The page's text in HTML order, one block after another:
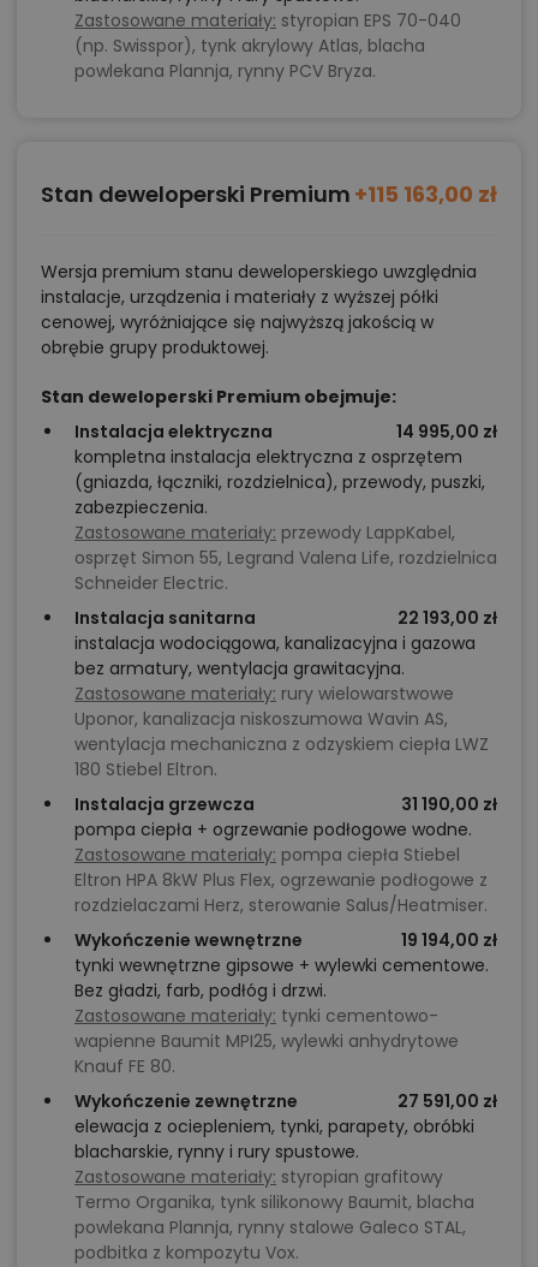
Zastosowane materiały: styropian EPS 70-040
(np. Swisspor), tynk akrylowy Atlas, blacha
powlekana Plannja, rynny PCV Bryza.
Stan deweloperski Premium +115 163,00 zł
Wersja premium stanu deweloperskiego uwzględnia
instalacje, urządzenia i materiały z wyższej półki
cenowej, wyróżniające się najwyższą jakością w
obrębie grupy produktowej.
Stan deweloperski Premium obejmuje:
Instalacja elektryczna
14 995,00 zł
kompletna instalacja elektryczna z osprzętem
(gniazda, łączniki, rozdzielnica), przewody, puszki,
zabezpieczenia.
Zastosowane materiały: przewody LappKabel,
osprzęt Simon 55, Legrand Valena Life, rozdzielnica
Schneider Electric.
Instalacja sanitarna
22 193,00 zł
instalacja wodociągowa, kanalizacyjna i gazowa
bez armatury, wentylacja grawitacyjna.
Zastosowane materiały: rury wielowarstwowe
Uponor, kanalizacja niskoszumowa Wavin AS,
wentylacja mechaniczna z odzyskiem ciepła LWZ
180 Stiebel Eltron.
Instalacja grzewcza
31 190,00 zł
pompa ciepła + ogrzewanie podłogowe wodne.
Zastosowane materiały: pompa ciepła Stiebel
Eltron HPA 8kW Plus Flex, ogrzewanie podłogowe z
rozdzielaczami Herz, sterowanie Salus/Heatmiser.
Wykończenie wewnętrzne
19 194,00 zł
tynki wewnętrzne gipsowe + wylewki cementowe.
Bez gładzi, farb, podłóg i drzwi.
Zastosowane materiały: tynki cementowo-
wapienne Baumit MPI25, wylewki anhydrytowe
Knauf FE 80.
Wykończenie zewnętrzne
27 591,00 zł
elewacja z ociepleniem, tynki, parapety, obróbki
blacharskie, rynny i rury spustowe.
Zastosowane materiały: styropian grafitowy
Termo Organika, tynk silikonowy Baumit, blacha
powlekana Plannja, rynny stalowe Galeco STAL,
podbitka z kompozytu Vox.